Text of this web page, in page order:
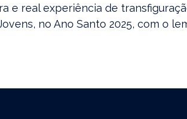
real experiência de
no Ano Santo 2025, com o